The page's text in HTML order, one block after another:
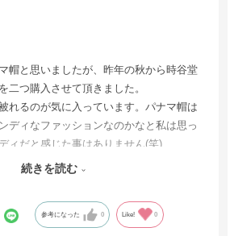
帽と思いましたが、昨年の秋から時谷堂
二つ購入させて頂きました。
れるのが気に入っています。パナマ帽は
ディなファッションなのかなと私は思っ
ィだと感じた事はありません(笑)
ュなのですが、インナーの生地も細かい
してくれると思います。
続きを読む
参考になった 0 Like! 0